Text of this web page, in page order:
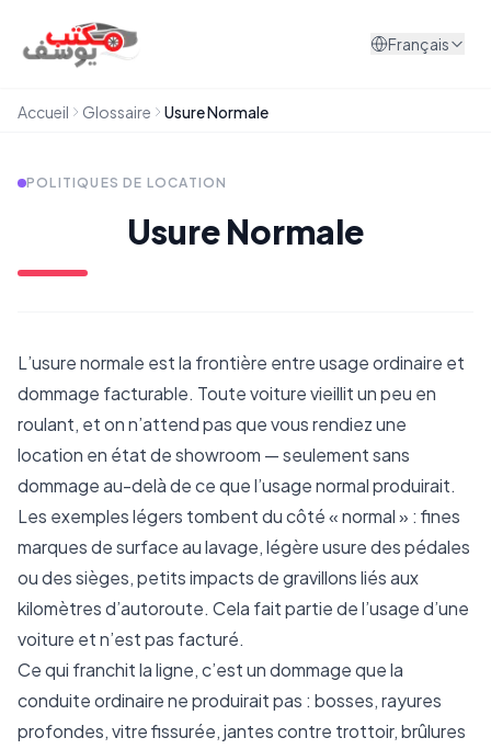
Français
Accueil Glossaire Usure Normale
POLITIQUES DE LOCATION
Usure Normale
L’usure normale est la frontière entre usage ordinaire et
dommage facturable. Toute voiture vieillit un peu en
roulant, et on n’attend pas que vous rendiez une
location en état de showroom — seulement sans
dommage au-delà de ce que l’usage normal produirait.
Les exemples légers tombent du côté « normal » : fines
marques de surface au lavage, légère usure des pédales
ou des sièges, petits impacts de gravillons liés aux
kilomètres d’autoroute. Cela fait partie de l’usage d’une
voiture et n’est pas facturé.
Ce qui franchit la ligne, c’est un dommage que la
conduite ordinaire ne produirait pas : bosses, rayures
profondes, vitre fissurée, jantes contre trottoir, brûlures